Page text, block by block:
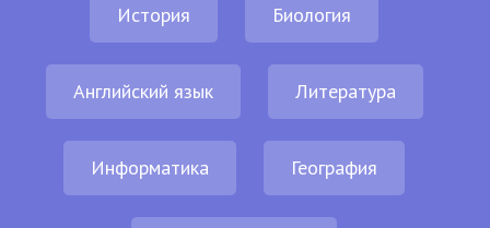
История Биология
Английский язык Литература
Информатика География